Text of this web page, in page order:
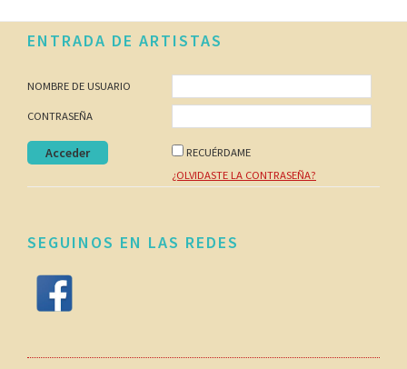
Footer
ENTRADA DE ARTISTAS
NOMBRE DE USUARIO
CONTRASEÑA
RECUÉRDAME
¿OLVIDASTE LA CONTRASEÑA?
SEGUINOS EN LAS REDES